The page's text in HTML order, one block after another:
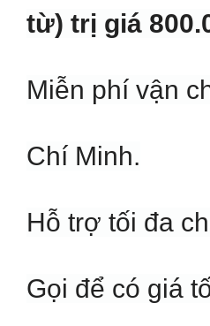
từ) trị giá
Miễn phí vận
Chí Minh.
Hỗ trợ tối đa
Gọi để có giá